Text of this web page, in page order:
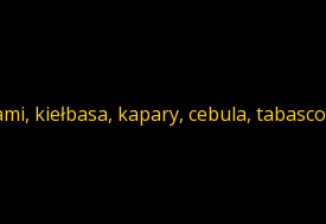
kiełbasa, kapary, cebula, tabasco